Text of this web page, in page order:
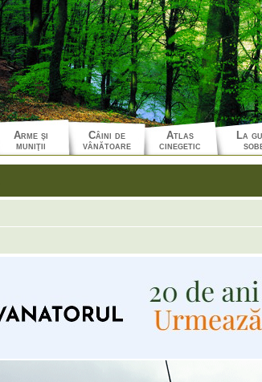
Arme şi
muniţii
Câini de
vânătoare
Atlas
cinegetic
La